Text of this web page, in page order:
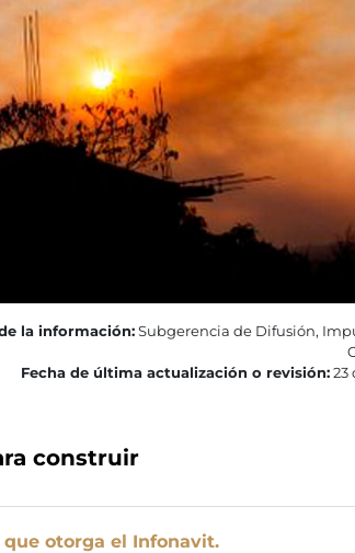
la información: Subgerencia de Difusión,
Fecha de última actualización o revisión: 23
construir
otorga el Infonavit.